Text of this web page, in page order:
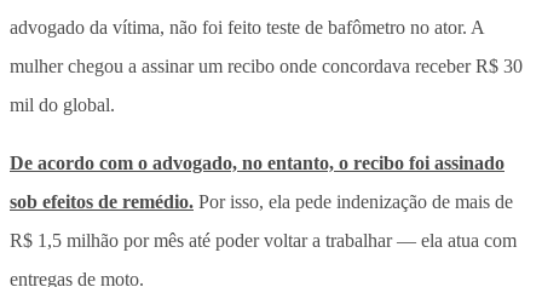
advogado da vítima, não foi feito teste de bafômetro no ator. A
mulher chegou a assinar um recibo onde concordava receber R$ 30
mil do global.
De acordo com o advogado, no entanto, o recibo foi assinado
sob efeitos de remédio. Por isso, ela pede indenização de mais de
R$ 1,5 milhão por mês até poder voltar a trabalhar — ela atua com
entregas de moto.